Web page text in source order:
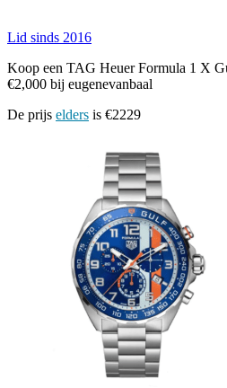
Lid sinds 2016
Koop een TAG Heuer Formula 1 X
€2,000 bij eugenevanbaal
De prijs elders is €2229